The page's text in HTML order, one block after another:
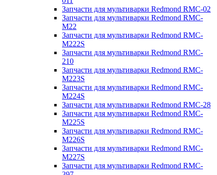
Запчасти для мультиварки Redmond RMC-02
Запчасти для мультиварки Redmond RMC-
M22
Запчасти для мультиварки Redmond RMC-
M222S
Запчасти для мультиварки Redmond RMC-
210
Запчасти для мультиварки Redmond RMC-
M223S
Запчасти для мультиварки Redmond RMC-
M224S
Запчасти для мультиварки Redmond RMC-28
Запчасти для мультиварки Redmond RMC-
M225S
Запчасти для мультиварки Redmond RMC-
M226S
Запчасти для мультиварки Redmond RMC-
M227S
Запчасти для мультиварки Redmond RMC-